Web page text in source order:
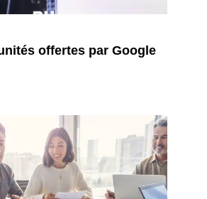
offertes par Google